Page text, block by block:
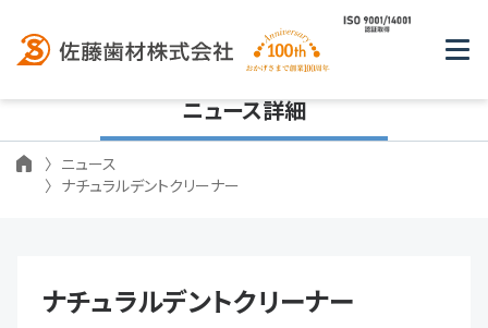
ニュース詳細
ニュース
ナチュラルデントクリーナー
ナチュラルデントクリーナー